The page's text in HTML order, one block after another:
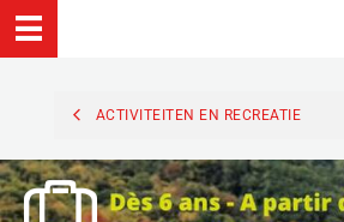
ACTIVITEITEN EN RECREATIE